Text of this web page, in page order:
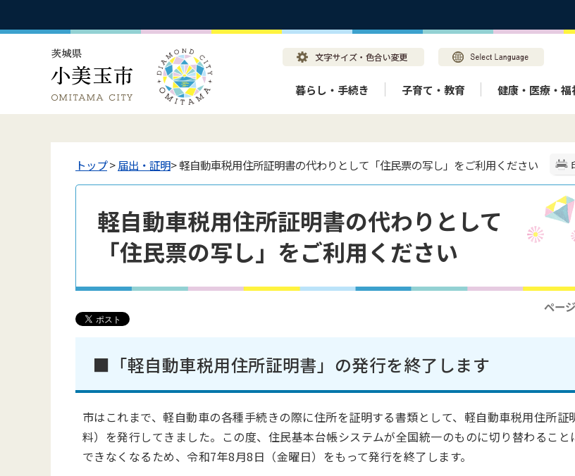
暮らし・手続き 子育て・教育 健康・医療・福
トップ>届出・証明> 軽自動車税用住所証明書の代わりとして「住民票の写し」をご利用ください
軽自動車税用住所証明書の代わりとして
「住民票の写し」をご利用ください
ペー
■「軽自動車税用住所証明書」の発行を終了します
市はこれまで、軽自動車の各種手続きの際に住所を証明する書類として、軽自動車税用住所証
料）を発行してきました。この度、住民基本台帳システムが全国統一のものに切り替わること
できなくなるため、令和7年8月8日（金曜日）をもって発行を終了します。